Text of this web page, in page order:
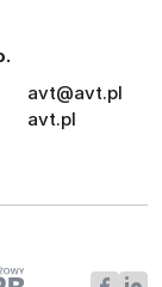
avt@avt.pl
avt.pl